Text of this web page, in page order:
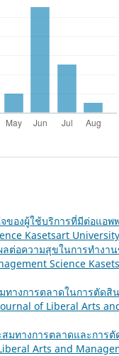
ของผู้ใช้บริการที่มีต่อแอ
Kasetsart
ลต่อความสุขในการทำงา
Science
ทางการตลาดในการตัดสิ
of Liberal Arts
มทางการตลาดและกา
Arts and